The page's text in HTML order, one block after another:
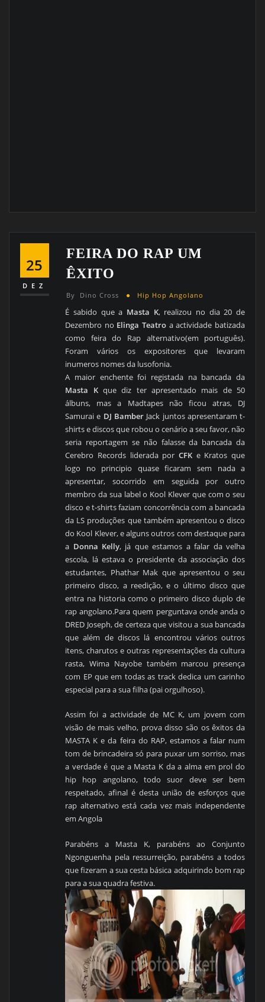
25
DEZ
FEIRA DO RAP UM
ÊXITO
By Dino Cross Hip Hop Angolano
É sabido que a Masta K, realizou no dia 20 de
Dezembro no Elinga Teatro a actividade batizada
como feira do Rap alternativo(em português).
Foram vários os expositores que levaram
inumeros nomes da lusofonia.
A maior enchente foi registada na bancada da
Masta Kque diz ter apresentado mais de 50
álbuns, mas a Madtapes não ficou atras, DJ
Samurai e DJ Bamber Jack juntos apresentaram t-
shirts e discos que robou o cenário a seu favor, não
seria reportagem se não falasse da bancada da
Cerebro Records liderada por CFKe Kratos que
logo no principio quase ficaram sem nada a
apresentar, socorrido em seguida por outro
membro da sua label o Kool Klever que com o seu
disco e t-shirts faziam concorrência com a bancada
da LS produções que também apresentou o disco
do Kool Klever, e alguns outros com destaque para
a Donna Kelly, já que estamos a falar da velha
escola, lá estava o presidente da associação dos
estudantes, Phathar Mak que apresentou o seu
primeiro disco, a reedição, e o último disco que
entra na historia como o primeiro disco duplo de
rap angolano.Para quem perguntava onde anda o
DRED Joseph, de certeza que visitou a sua bancada
que além de discos lá encontrou vários outros
itens, charutos e outras representações da cultura
rasta, Wima Nayobe também marcou presença
com EP que em todas as track dedica um carinho
especial para a sua filha (pai orgulhoso).
Assim foi a actividade de MC K, um jovem com
visão de mais velho, prova disso são os êxitos da
MASTA K e da feira do RAP, estamos a falar num
tom de brincadeira só para puxar um sorriso, mas
a verdade é que a Masta K da a alma em prol do
hip hop angolano, todo suor deve ser bem
respeitado, afinal é desta união de esforços que
rap alternativo está cada vez mais independente
em Angola
Parabéns a Masta K, parabéns ao Conjunto
Ngonguenha pela ressurreição, parabéns a todos
que fizeram a sua cesta básica adquirindo bom rap
para a sua quadra festiva.